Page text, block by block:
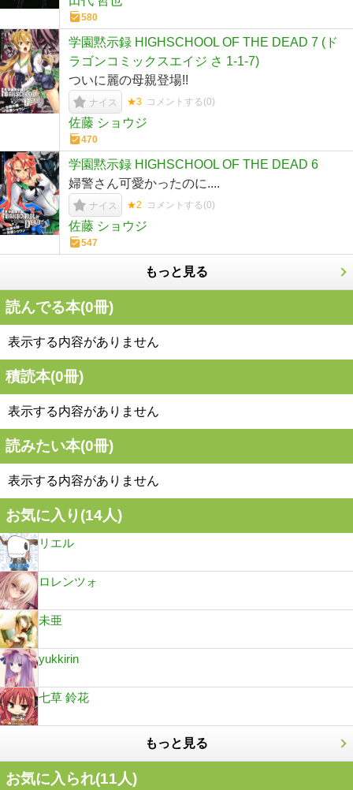
580
学園黙示録 HIGHSCHOOL OF THE DEAD 7 (ド
ラゴンコミックスエイジ さ 1-1-7)
ついに麗の母親登場!!
ナイス ★3 コメントする(0)
佐藤 ショウジ
470
学園黙示録 HIGHSCHOOL OF THE DEAD 6
婦警さん可愛かったのに....
ナイス ★2 コメントする(0)
佐藤 ショウジ
547
もっと見る
読んでる本(0冊)
表示する内容がありません
積読本(0冊)
表示する内容がありません
読みたい本(0冊)
表示する内容がありません
お気に入り(14人)
リエル
ロレンツォ
未亜
yukkirin
七草 鈴花
もっと見る
お気に入られ(11人)